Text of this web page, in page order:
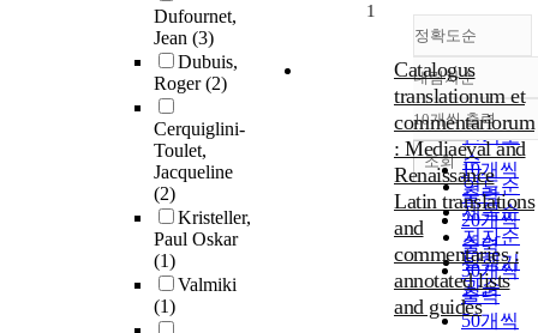
Dufournet,
Jean (3)
Dubuis,
Roger(2)
Cerquiglini-
Toulet,
Jacqueline
(2)
Kristeller,
Paul Oskar
(1)
Valmiki
(1)
정확도순
정확도
순
인기도
순
연도순
제목순
저자순
발행기
관순
내림차순
내림차순
10개씩 출력
10개씩
출력
20개씩
출력
30개씩
출력
50개씩
조회
1
Catalogus
translationum et
commentariorum
: Mediaeval and
Renaissance
Latin translations
and
commentaries :
annotated lists
and guides